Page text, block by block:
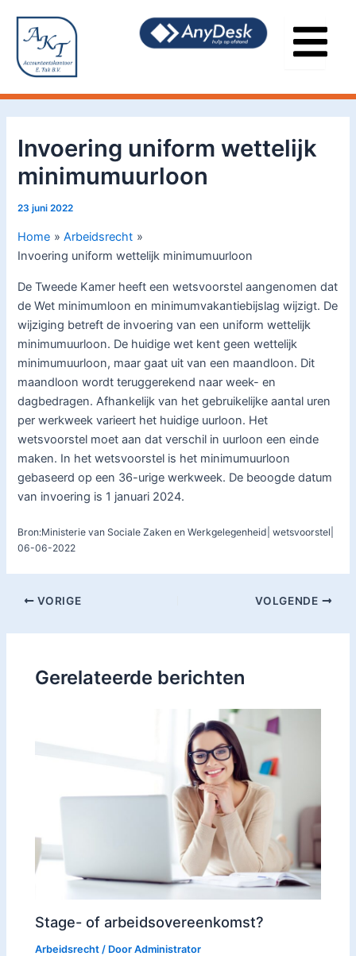
inhoud
Invoering uniform wettelijk
minimumuurloon
23 juni 2022
Home
Arbeidsrecht
Invoering uniform wettelijk minimumuurloon
De Tweede Kamer heeft een wetsvoorstel aangenomen dat
de Wet minimumloon en minimumvakantiebijslag wijzigt. De
wijziging betreft de invoering van een uniform wettelijk
minimumuurloon. De huidige wet kent geen wettelijk
minimumuurloon, maar gaat uit van een maandloon. Dit
maandloon wordt teruggerekend naar week- en
dagbedragen. Afhankelijk van het gebruikelijke aantal uren
per werkweek varieert het huidige uurloon. Het
wetsvoorstel moet aan dat verschil in uurloon een einde
maken. In het wetsvoorstel is het minimumuurloon
gebaseerd op een 36-urige werkweek. De beoogde datum
van invoering is 1 januari 2024.
Bron:Ministerie van Sociale Zaken en Werkgelegenheid| wetsvoorstel|
06-06-2022
navigatie
VORIGE VOLGENDE
Gerelateerde berichten
Stage- of arbeidsovereenkomst?
Arbeidsrecht / DoorAdministrator